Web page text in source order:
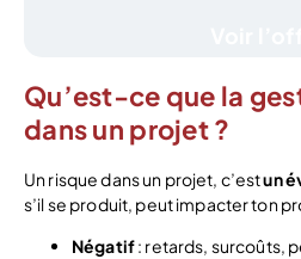
Qu’est-ce que la
dans un projet ?
Un risque dans un projet, c’estun
s’il se produit, peut impacter ton
Négatif: retards, surcoûts,